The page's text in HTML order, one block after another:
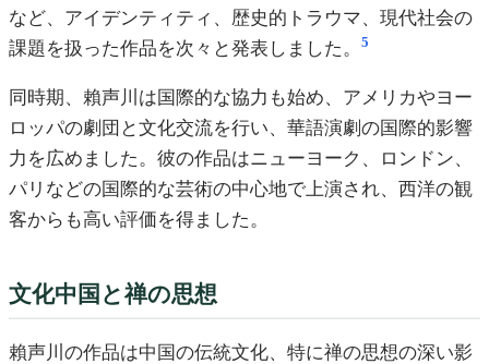
など、アイデンティティ、歴史的トラウマ、現代社会の
課題を扱った作品を次々と発表しました。
5
同時期、賴声川は国際的な協力も始め、アメリカやヨー
ロッパの劇団と文化交流を行い、華語演劇の国際的影響
力を広めました。彼の作品はニューヨーク、ロンドン、
パリなどの国際的な芸術の中心地で上演され、西洋の観
客からも高い評価を得ました。
文化中国と禅の思想
賴声川の作品は中国の伝統文化、特に禅の思想の深い影